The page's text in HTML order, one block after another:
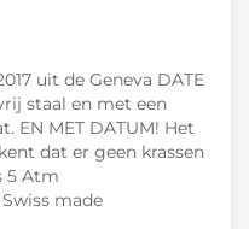
uit de Geneva DATE
staal en met een
EN MET DATUM! Het
dat er geen krassen
5 Atm
made